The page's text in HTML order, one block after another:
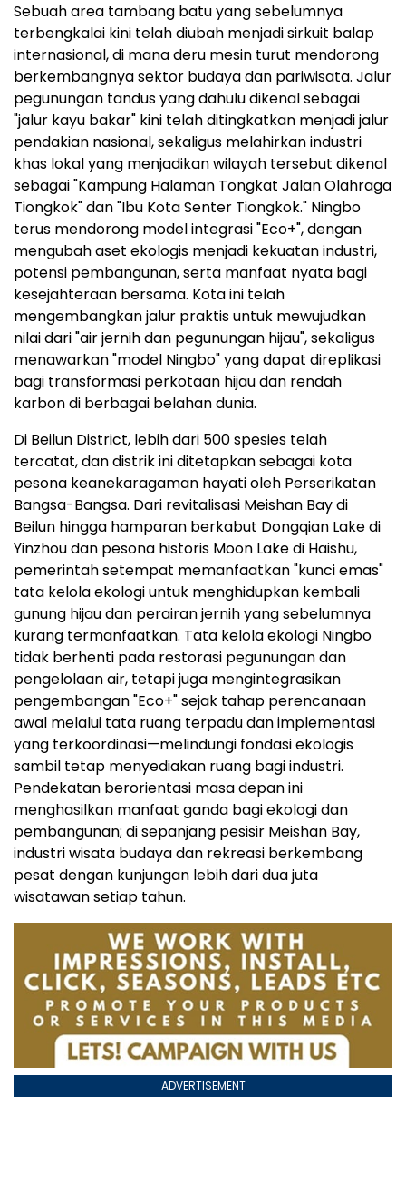
Sebuah area tambang batu yang sebelumnya
terbengkalai kini telah diubah menjadi sirkuit balap
internasional, di mana deru mesin turut mendorong
berkembangnya sektor budaya dan pariwisata. Jalur
pegunungan tandus yang dahulu dikenal sebagai
"jalur kayu bakar" kini telah ditingkatkan menjadi jalur
pendakian nasional, sekaligus melahirkan industri
khas lokal yang menjadikan wilayah tersebut dikenal
sebagai "Kampung Halaman Tongkat Jalan Olahraga
Tiongkok" dan "Ibu Kota Senter Tiongkok." Ningbo
terus mendorong model integrasi "Eco+", dengan
mengubah aset ekologis menjadi kekuatan industri,
potensi pembangunan, serta manfaat nyata bagi
kesejahteraan bersama. Kota ini telah
mengembangkan jalur praktis untuk mewujudkan
nilai dari "air jernih dan pegunungan hijau", sekaligus
menawarkan "model Ningbo" yang dapat direplikasi
bagi transformasi perkotaan hijau dan rendah
karbon di berbagai belahan dunia.
Di Beilun District, lebih dari 500 spesies telah
tercatat, dan distrik ini ditetapkan sebagai kota
pesona keanekaragaman hayati oleh Perserikatan
Bangsa-Bangsa. Dari revitalisasi Meishan Bay di
Beilun hingga hamparan berkabut Dongqian Lake di
Yinzhou dan pesona historis Moon Lake di Haishu,
pemerintah setempat memanfaatkan "kunci emas"
tata kelola ekologi untuk menghidupkan kembali
gunung hijau dan perairan jernih yang sebelumnya
kurang termanfaatkan. Tata kelola ekologi Ningbo
tidak berhenti pada restorasi pegunungan dan
pengelolaan air, tetapi juga mengintegrasikan
pengembangan "Eco+" sejak tahap perencanaan
awal melalui tata ruang terpadu dan implementasi
yang terkoordinasi—melindungi fondasi ekologis
sambil tetap menyediakan ruang bagi industri.
Pendekatan berorientasi masa depan ini
menghasilkan manfaat ganda bagi ekologi dan
pembangunan; di sepanjang pesisir Meishan Bay,
industri wisata budaya dan rekreasi berkembang
pesat dengan kunjungan lebih dari dua juta
wisatawan setiap tahun.
ADVERTISEMENT